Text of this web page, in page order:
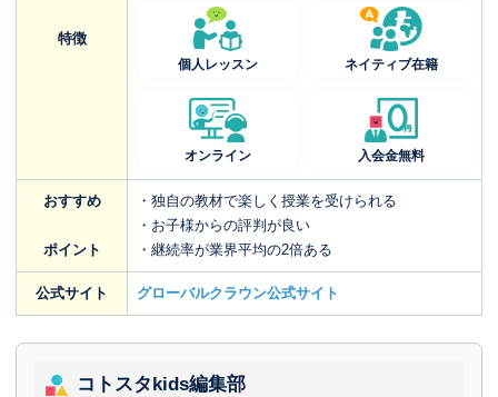
特徴
個人レッスン ネイティブ在籍
オンライン 入会金無料
おすすめ
ポイント
・独自の教材で楽しく授業を受けられる
・お子様からの評判が良い
・継続率が業界平均の2倍ある
公式サイト グローバルクラウン公式サイト
コトスタkids編集部